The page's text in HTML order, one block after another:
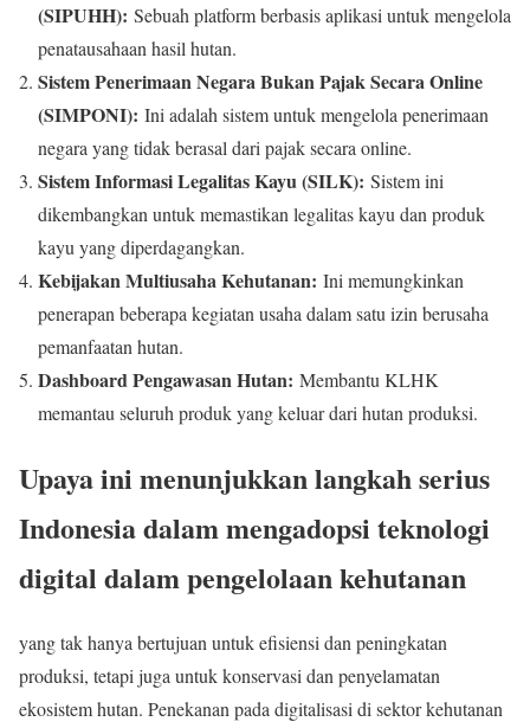
(SIPUHH): Sebuah platform berbasis aplikasi untuk mengelola
penatausahaan hasil hutan.
Sistem Penerimaan Negara Bukan Pajak Secara Online
(SIMPONI): Ini adalah sistem untuk mengelola penerimaan
negara yang tidak berasal dari pajak secara online.
Sistem Informasi Legalitas Kayu (SILK): Sistem ini
dikembangkan untuk memastikan legalitas kayu dan produk
kayu yang diperdagangkan.
Kebijakan Multiusaha Kehutanan: Ini memungkinkan
penerapan beberapa kegiatan usaha dalam satu izin berusaha
pemanfaatan hutan.
Dashboard Pengawasan Hutan: Membantu KLHK
memantau seluruh produk yang keluar dari hutan produksi.
Upaya ini menunjukkan langkah serius
Indonesia dalam mengadopsi teknologi
digital dalam pengelolaan kehutanan
yang tak hanya bertujuan untuk efisiensi dan peningkatan
produksi, tetapi juga untuk konservasi dan penyelamatan
ekosistem hutan. Penekanan pada digitalisasi di sektor kehutanan